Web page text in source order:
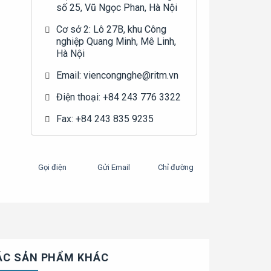
số 25, Vũ Ngọc Phan, Hà Nội
Cơ sở 2: Lô 27B, khu Công
nghiệp Quang Minh, Mê Linh,
Hà Nội
Email: viencongnghe@ritm.vn
Điện thoại: +84 243 776 3322
Fax: +84 243 835 9235
Gọi điện Gửi Email Chỉ đường
SẢN PHẨM KHÁC